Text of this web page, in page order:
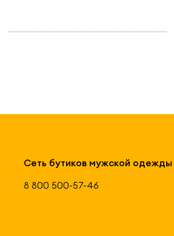
Сеть бутиков мужской одежды
8 800 500-57-46